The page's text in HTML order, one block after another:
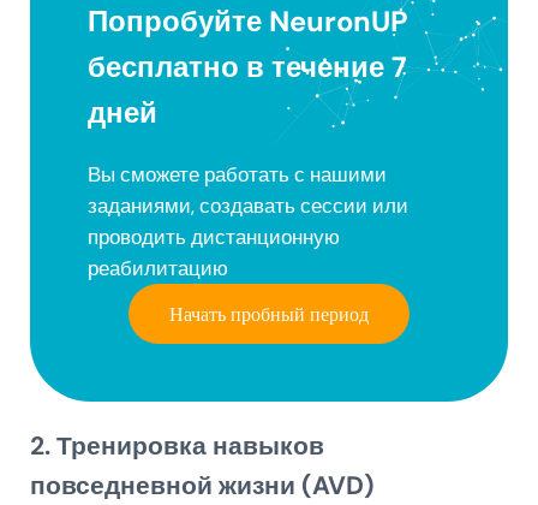
Попробуйте NeuronUP
бесплатно в течение 7
дней
Вы сможете работать с нашими
заданиями, создавать сессии или
проводить дистанционную
реабилитацию
Начать пробный период
2. Тренировка навыков
повседневной жизни (AVD)